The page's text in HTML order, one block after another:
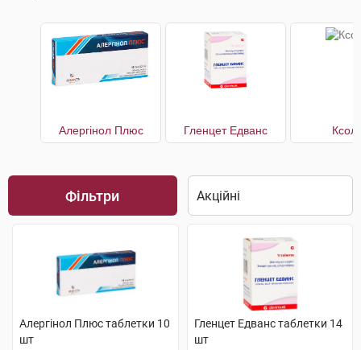
Алергінол Плюс Гленцет Едванс
Фільтри
Алергінол Плюс таблетки 10
шт
Гленцет Едванс таблетки 14
шт